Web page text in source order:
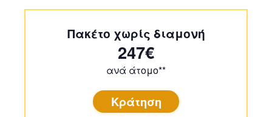
Πακέτο χωρίς διαμονή
247€
ανά άτομο**
Κράτηση